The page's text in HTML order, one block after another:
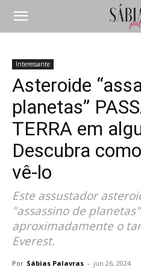
Interessante
Asteroide
planetas”
TERRA em
Descubra
vê-lo
Este assustador
"assassino de
aproximadamente o
Everest.
Por Sábias Palavras - jun 26, 2024